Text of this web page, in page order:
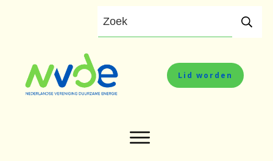
Lid worden